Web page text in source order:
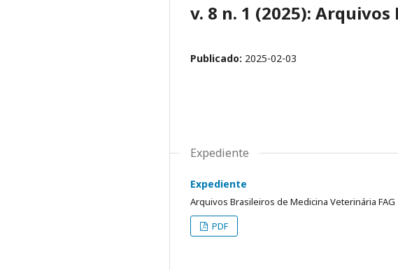
v. 8 n. 1 (2025):
Publicado: 2025-02-03
Expediente
Expediente
Arquivos Brasileiros de Medicina Veterinária FAG
PDF